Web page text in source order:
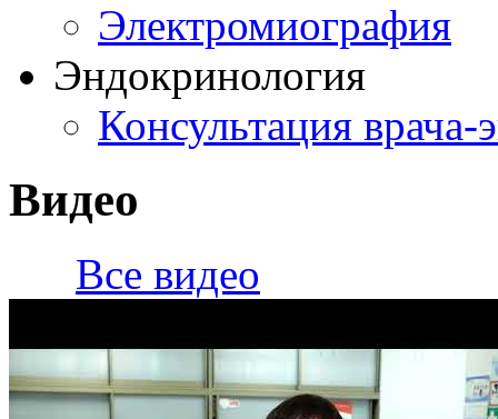
Электромиография
Эндокринология
Консультация врача-
Видео
Все видео